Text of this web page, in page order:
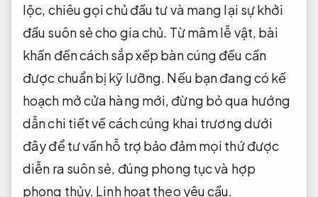
lộc, chiêu gọi chủ đầu tư và mang lại sự khởi
đầu suôn sẻ cho gia chủ. Từ mâm lễ vật, bài
khấn đến cách sắp xếp bàn cúng đều cần
được chuẩn bị kỹ lưỡng. Nếu bạn đang có kế
hoạch mở cửa hàng mới, đừng bỏ qua hướng
dẫn chi tiết về cách cúng khai trương dưới
đây để tư vấn hỗ trợ bảo đảm mọi thứ được
diễn ra suôn sẻ, đúng phong tục và hợp
phong thủy. Linh hoạt theo yêu cầu.